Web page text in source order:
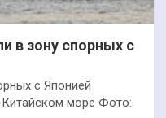
в зону спорных с
с Японией
море Фото: